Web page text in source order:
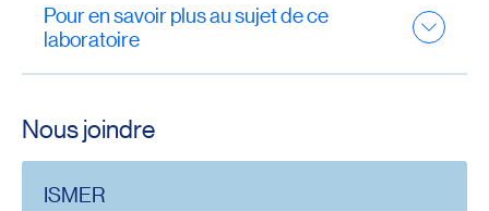
Pour en savoir plus au sujet de ce
laboratoire
Nous joindre
ISMER